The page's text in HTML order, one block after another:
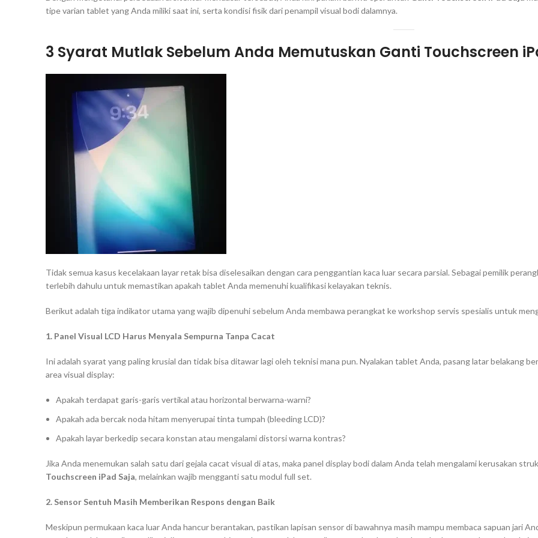
tipe varian tablet yang Anda miliki saat ini, serta kondisi fisik dari penampil visual bodi dalamnya.
3 Syarat Mutlak Sebelum Anda Memutuskan Ganti Touchscreen
Tidak semua kasus kecelakaan layar retak bisa diselesaikan dengan cara penggantian kaca luar secara parsial. Sebagai pemilik
terlebih dahulu untuk memastikan apakah tablet Anda memenuhi kualifikasi kelayakan teknis.
Berikut adalah tiga indikator utama yang wajib dipenuhi sebelum Anda membawa perangkat ke workshop servis spesialis untuk
1. Panel Visual LCD Harus Menyala Sempurna Tanpa Cacat
Ini adalah syarat yang paling krusial dan tidak bisa ditawar lagi oleh teknisi mana pun. Nyalakan tablet Anda, pasang latar belakang
area visual display:
Apakah terdapat garis-garis vertikal atau horizontal berwarna-warni?
Apakah ada bercak noda hitam menyerupai tinta tumpah (bleeding LCD)?
Apakah layar berkedip secara konstan atau mengalami distorsi warna kontras?
Jika Anda menemukan salah satu dari gejala cacat visual di atas, maka panel display bodi dalam Anda telah mengalami kerusakan
Touchscreen iPad Saja, melainkan wajib mengganti satu modul full set.
2. Sensor Sentuh Masih Memberikan Respons dengan Baik
Meskipun permukaan kaca luar Anda hancur berantakan, pastikan lapisan sensor di bawahnya masih mampu membaca sapuan jari